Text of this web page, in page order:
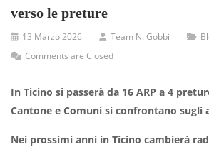
verso le preture
13 Marzo 2026 Team N. Gobbi
Comments are Closed
In Ticino si passerà da 16 ARP a 4
Cantone e Comuni si confrontano sugli
Nei prossimi anni in Ticino cambierà